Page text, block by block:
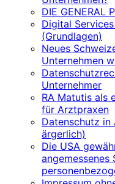
DIE GENERAL
Digital
(Grundlagen)
Neues
Unternehmen
Unternehmer
RA Matutis als
für Arztpraxen
Datenschutz
ärgerlich)
Die USA
angemessenes